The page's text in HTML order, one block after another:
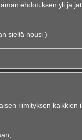
ehdotuksen yli ja
sieltä nousi )
riimityksen